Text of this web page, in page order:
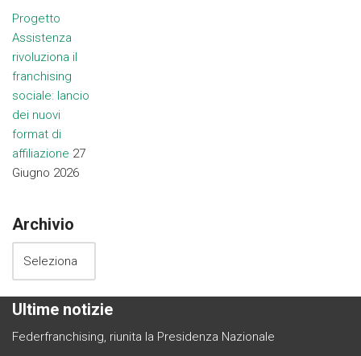
Progetto
Assistenza
rivoluziona il
franchising
sociale: lancio
dei nuovi
format di
affiliazione 27
Giugno 2026
Archivio
Ultime notizie
Federfranchising, riunita la Presidenza Nazionale